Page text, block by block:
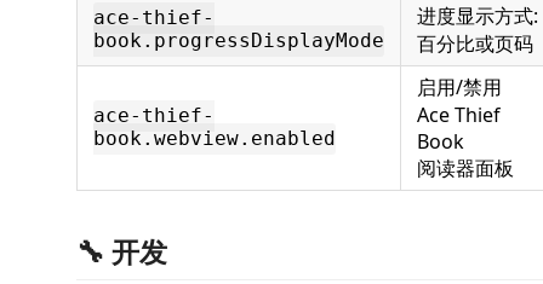
ace-thief-
book.progressDisplayMode
进度显示方式:
百分比或页码
ace-thief-
book.webview.enabled
启用/禁用
Ace Thief
Book
阅读器面板
🔧 开发